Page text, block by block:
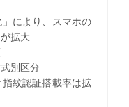
により、スマホの
拡大
別区分
紋認証搭載率は拡